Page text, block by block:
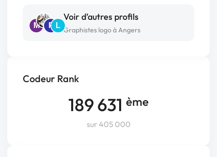
Codeur Rank
189 631 ème
sur 405 000
M P L
Voir d’autres profils
Graphistes logo à Angers